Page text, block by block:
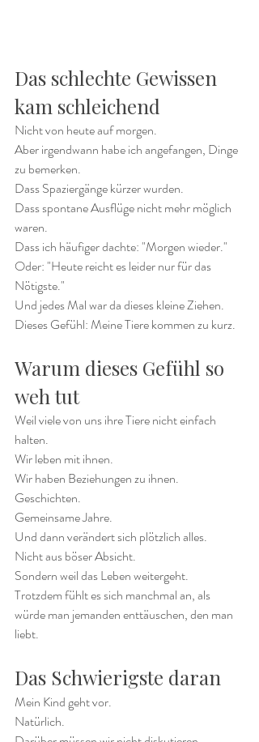
Das schlechte Gewissen
kam schleichend
Nicht von heute auf morgen.
Aber irgendwann habe ich angefangen, Dinge
zu bemerken.
Dass Spaziergänge kürzer wurden.
Dass spontane Ausflüge nicht mehr möglich
waren.
Dass ich häufiger dachte: "Morgen wieder."
Oder: "Heute reicht es leider nur für das
Nötigste."
Und jedes Mal war da dieses kleine Ziehen.
Dieses Gefühl: Meine Tiere kommen zu kurz.
Warum dieses Gefühl so
weh tut
Weil viele von uns ihre Tiere nicht einfach
halten.
Wir leben mit ihnen.
Wir haben Beziehungen zu ihnen.
Geschichten.
Gemeinsame Jahre.
Und dann verändert sich plötzlich alles.
Nicht aus böser Absicht.
Sondern weil das Leben weitergeht.
Trotzdem fühlt es sich manchmal an, als
würde man jemanden enttäuschen, den man
liebt.
Das Schwierigste daran
Mein Kind geht vor.
Natürlich.